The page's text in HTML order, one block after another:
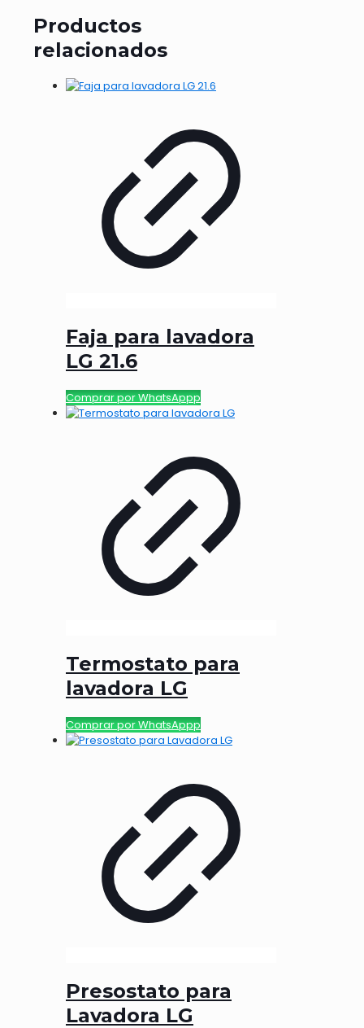
Productos
relacionados
Faja para lavadora
LG 21.6
Comprar por WhatsAppp
Termostato para
lavadora LG
Comprar por WhatsAppp
Presostato para
Lavadora LG